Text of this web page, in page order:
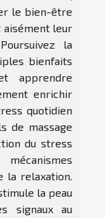
le bien-être
aisément leur
la
bienfaits
apprendre
enrichir
quotidien
de massage
du stress
la relaxation.
la peau
signaux au